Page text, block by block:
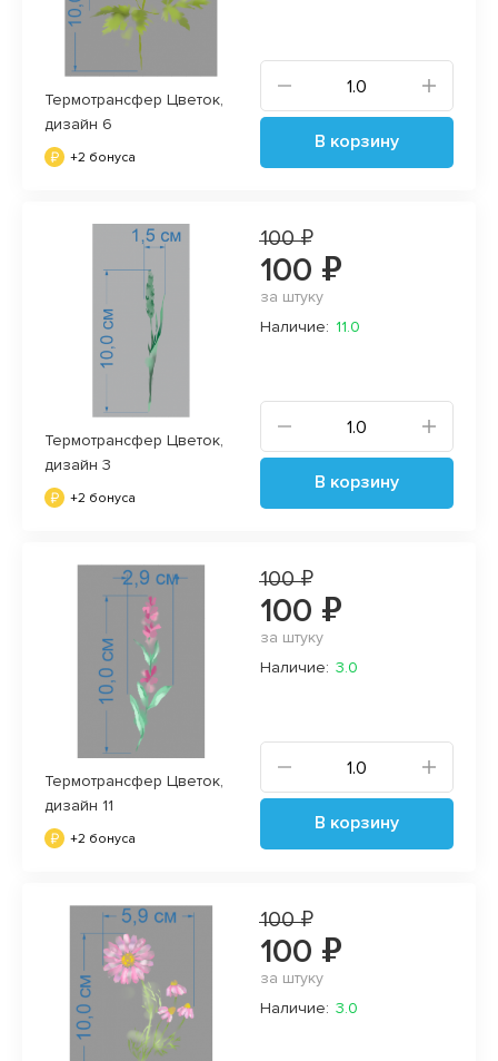
Термотрансфер Цветок,
дизайн 6
+2 бонуса
В корзину
Термотрансфер Цветок,
дизайн 3
+2 бонуса
100 ₽
100 ₽
за штуку
Наличие: 11.0
В корзину
Термотрансфер Цветок,
дизайн 11
+2 бонуса
100 ₽
100 ₽
за штуку
Наличие: 3.0
В корзину
100 ₽
100 ₽
за штуку
Наличие: 3.0